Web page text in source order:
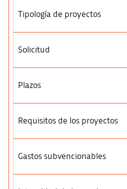
Tipología de proyectos
Solicitud
Plazos
Requisitos de los proyectos
Gastos subvencionables